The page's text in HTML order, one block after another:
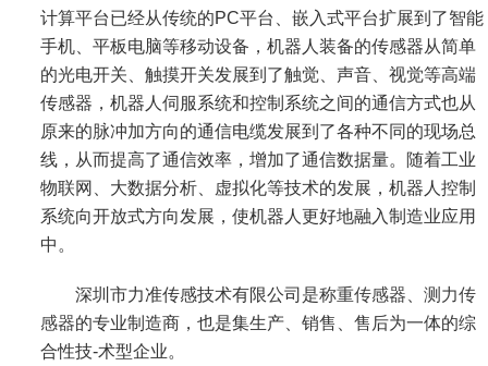
计算平台已经从传统的PC平台、嵌入式平台扩展到了智能
手机、平板电脑等移动设备，机器人装备的传感器从简单
的光电开关、触摸开关发展到了触觉、声音、视觉等高端
传感器，机器人伺服系统和控制系统之间的通信方式也从
原来的脉冲加方向的通信电缆发展到了各种不同的现场总
线，从而提高了通信效率，增加了通信数据量。随着工业
物联网、大数据分析、虚拟化等技术的发展，机器人控制
系统向开放式方向发展，使机器人更好地融入制造业应用
中。
深圳市力准传感技术有限公司是称重传感器 、测力传
感器的专业制造商，也是集生产、销售、售后为一体的综
合性技-术型企业。